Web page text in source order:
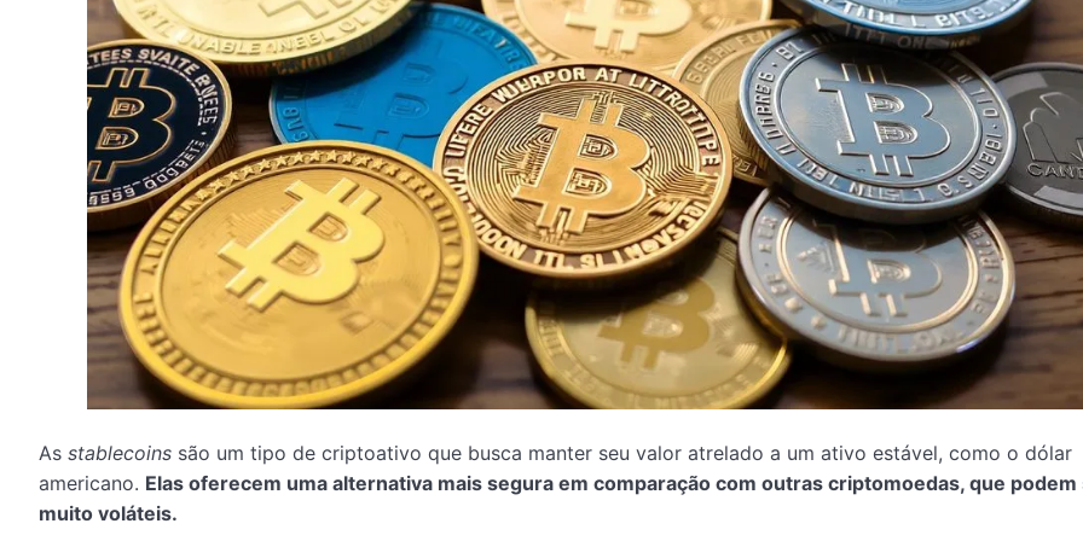
As stablecoins são um tipo de criptoativo que busca manter seu valor atrelado a um ativo estável, como o dólar
americano. Elas oferecem uma alternativa mais segura em comparação com outras criptomoedas, que podem
muito voláteis.